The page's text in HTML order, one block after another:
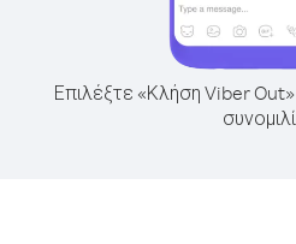
Επιλέξτε «Κλήση Viber